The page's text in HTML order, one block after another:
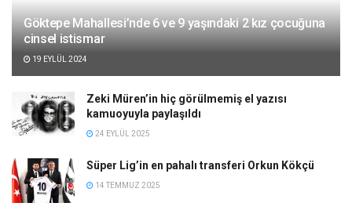
Göktepe Mahallesi’nde 6 ve 9 yaşındaki 2 kız çocuğuna
cinsel istismar
19 EYLÜL 2024
Zeki Müren’in hiç görülmemiş el yazısı
kamuoyuyla paylaşıldı
24 EYLÜL 2025
Süper Lig’in en pahalı transferi Orkun Kökçü
14 TEMMUZ 2025